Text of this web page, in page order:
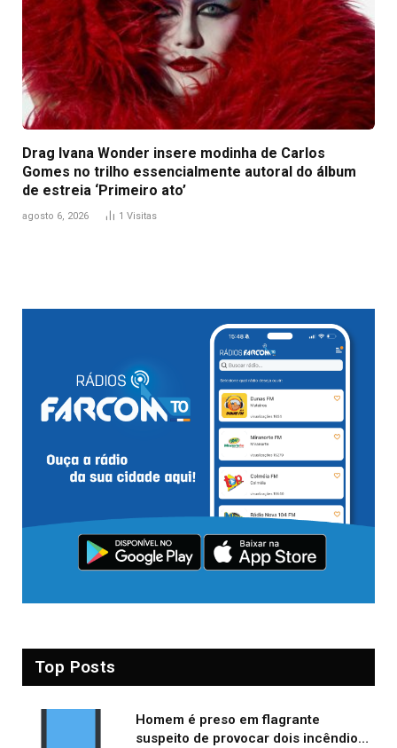
Drag Ivana Wonder insere modinha de Carlos
Gomes no trilho essencialmente autoral do álbum
de estreia ‘Primeiro ato’
agosto 6, 2026 1 Visitas
Top Posts
Homem é preso em flagrante
suspeito de provocar dois incêndios